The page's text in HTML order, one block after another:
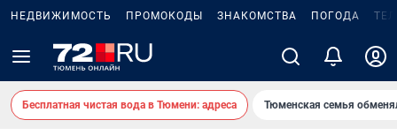
НЕДВИЖИМОСТЬ ПРОМОКОДЫ ЗНАКОМСТВА ПОГОДА
Бесплатная чистая вода в Тюмени: адреса Тюменская семья